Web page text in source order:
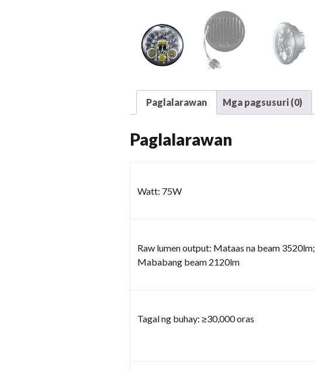
Paglalarawan Mga pagsusuri (0)
Paglalarawan
Watt: 75W
Raw lumen output: Mataas na beam 3520lm;
Mababang beam 2120lm
Tagal ng buhay: ≥30,000 oras